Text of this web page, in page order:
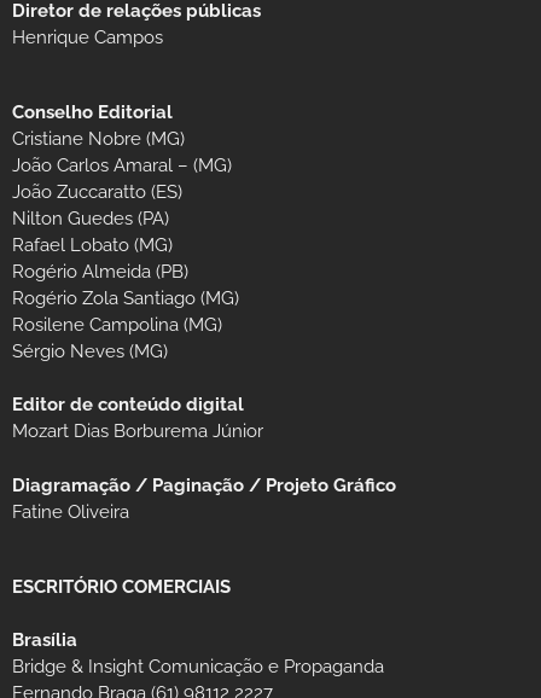
Diretor de relações públicas
Henrique Campos
Conselho Editorial
Cristiane Nobre (MG)
João Carlos Amaral – (MG)
João Zuccaratto (ES)
Nilton Guedes (PA)
Rafael Lobato (MG)
Rogério Almeida (PB)
Rogério Zola Santiago (MG)
Rosilene Campolina (MG)
Sérgio Neves (MG)
Editor de conteúdo digital
Mozart Dias Borburema Júnior
Diagramação / Paginação / Projeto Gráfico
Fatine Oliveira
ESCRITÓRIO COMERCIAIS
Brasília
Bridge & Insight Comunicação e Propaganda
Fernando Braga (61) 98112 2227